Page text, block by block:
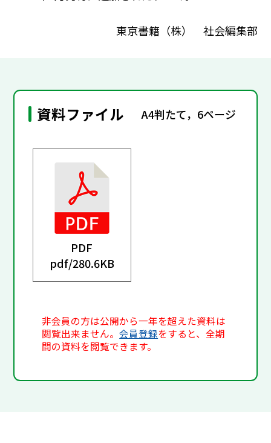
東京書籍（株） 社会編集部
資料ファイル A4判たて，6ページ
PDF
pdf/280.6KB
非会員の方は公開から一年を超えた資料は
閲覧出来ません。会員登録をすると、全期
間の資料を閲覧できます。